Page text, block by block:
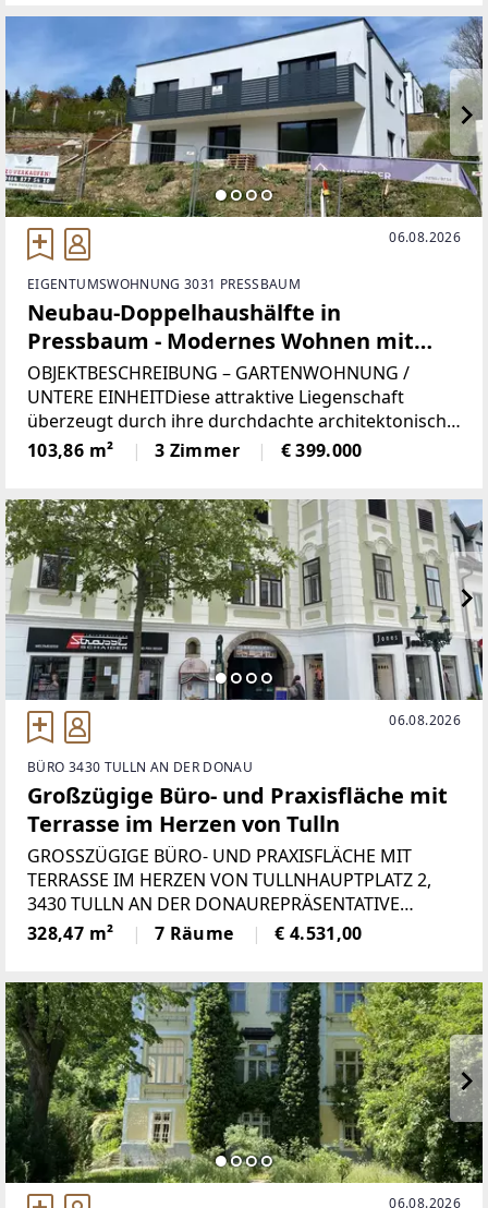
06.08.2026
EIGENTUMSWOHNUNG 3031 PRESSBAUM
Neubau-Doppelhaushälfte in
Pressbaum - Modernes Wohnen mit
Garten und Carport
OBJEKTBESCHREIBUNG – GARTENWOHNUNG /
UNTERE EINHEITDiese attraktive Liegenschaft
überzeugt durch ihre durchdachte architektonische
Gestaltung:Obwohl es sich um ein modernes
Zweifamilienhaus mit zwei Wohneinheiten handelt,
vermittelt die untere
103,86 m² 3 Zimmer € 399.000
06.08.2026
BÜRO 3430 TULLN AN DER DONAU
Großzügige Büro- und Praxisfläche mit
Terrasse im Herzen von Tulln
GROSSZÜGIGE BÜRO- UND PRAXISFLÄCHE MIT
TERRASSE IM HERZEN VON TULLNHAUPTPLATZ 2,
3430 TULLN AN DER DONAUREPRÄSENTATIVE
ALTBAUFLÄCHE MIT INDIVIDUELLEM
GESTALTUNGSPOTENZIALDiese außergewöhnliche
Büro- bzw. Praxisfläche befindet sich
328,47 m² 7 Räume € 4.531,00
06.08.2026